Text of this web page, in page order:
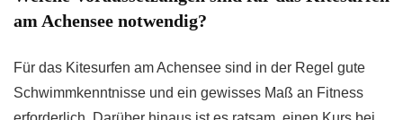
am Achensee notwendig?
Für das Kitesurfen am Achensee sind in der Regel gute
Schwimmkenntnisse und ein gewisses Maß an Fitness